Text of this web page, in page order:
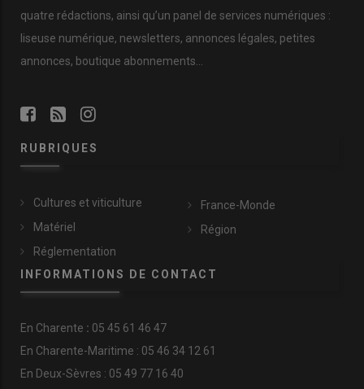
quatre rédactions, ainsi qu’un panel de services numériques :
liseuse numérique, newsletters, annonces légales, petites
annonces, boutique abonnements…
RUBRIQUES
Cultures et viticulture
Matériel
Réglementation
France-Monde
Région
INFORMATIONS DE CONTACT
En Charente : 05 45 61 46 47
En Charente-Maritime : 05 46 34 12 61
En Deux-Sèvres : 05 49 77 16 40